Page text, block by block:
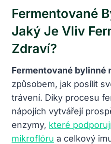
Fermentované
Jaký Je Vliv
Zdraví?
Fermentované bylinné
způsobem, jak posílit
trávení. Díky procesu
nápojích vytvářejí
enzymy, které
mikroflóru a celkový